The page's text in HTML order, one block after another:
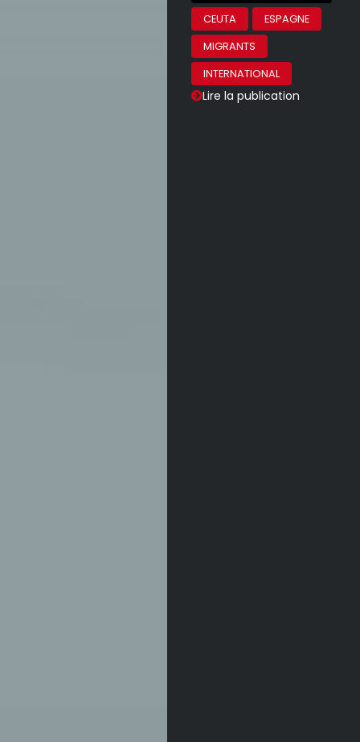
CEUTA
ESPAGNE
MIGRANTS
INTERNATIONAL
Lire la publication